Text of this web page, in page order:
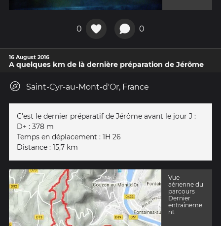
0 0
16 August 2016
A quelques km de là dernière préparation de Jérôme
Saint-Cyr-au-Mont-d'Or, France
C'est le dernier préparatif de Jérôme avant le jour J :
D+ : 378 m
Temps en déplacement : 1H 26
Distance : 15,7 km
Vue
aérienne du
parcours
Dernier
entraîneme
nt